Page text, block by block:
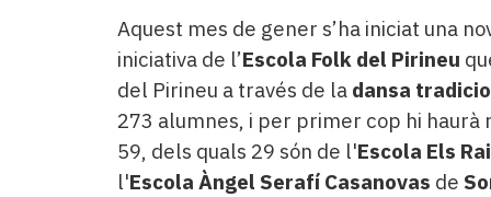
Aquest mes de gener s’ha iniciat una
iniciativa de l’Escola Folk del Pirineu
del Pirineu a través de la dansa
273 alumnes, i per primer cop hi
59, dels quals 29 són de l'Escola Els
l'Escola Àngel Serafí Casanovas de